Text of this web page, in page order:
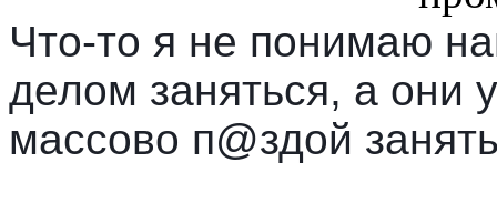
Что-то я не понимаю
делом заняться, а они
массово п@здой